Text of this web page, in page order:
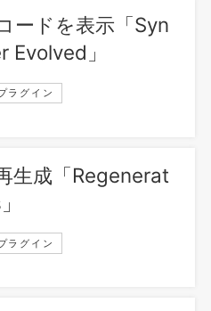
ードを表示「Syn
」
ラグイン
生成「Regenerat
ラグイン